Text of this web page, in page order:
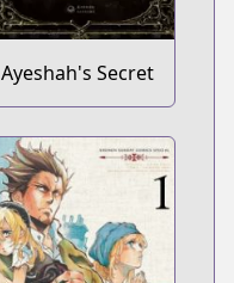
Ayeshah's Secret